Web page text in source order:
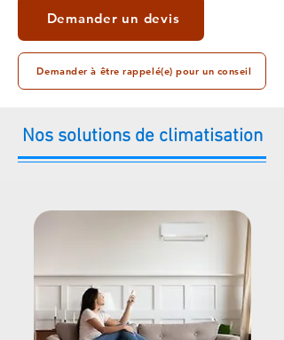
Demander un devis
Demander à être rappelé(e) pour un conseil
Nos solutions de climatisation